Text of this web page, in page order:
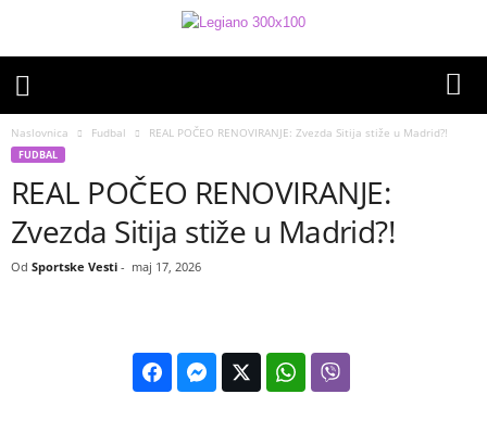
Naslovnica Fudbal REAL POČEO RENOVIRANJE: Zvezda Sitija stiže u Madrid?!
FUDBAL
REAL POČEO RENOVIRANJE:
Zvezda Sitija stiže u Madrid?!
Od Sportske Vesti - maj 17, 2026